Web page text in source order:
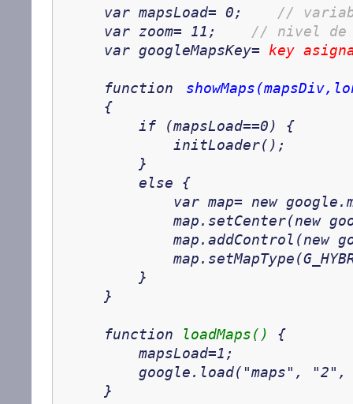
var mapsLoad= 0; //
var zoom= 11; // nivel de
var googleMapsKey= key
function
{
if (mapsLoad==0) {
initLoader();
}
else {
var map= new
map.setCenter(new
map.addControl(new
}
}
function loadMaps()
{
mapsLoad=1;
google.load("maps", "2",
}